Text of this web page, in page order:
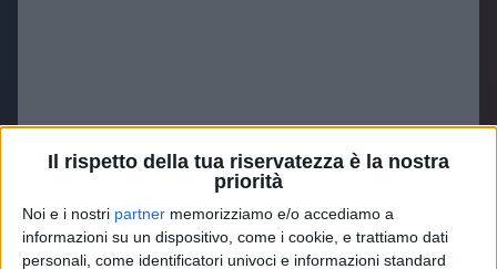
Il rispetto della tua riservatezza è la nostra
priorità
Noi e i nostri partner memorizziamo e/o accediamo a
informazioni su un dispositivo, come i cookie, e trattiamo dati
personali, come identificatori univoci e informazioni standard
Visualizza questo post su Instagram